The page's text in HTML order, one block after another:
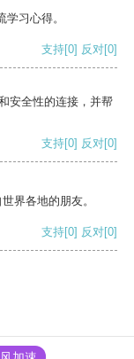
习心得。
支持[0] 反对[0]
安全性的连接，并帮
支持[0] 反对[0]
界各地的朋友。
支持[0] 反对[0]